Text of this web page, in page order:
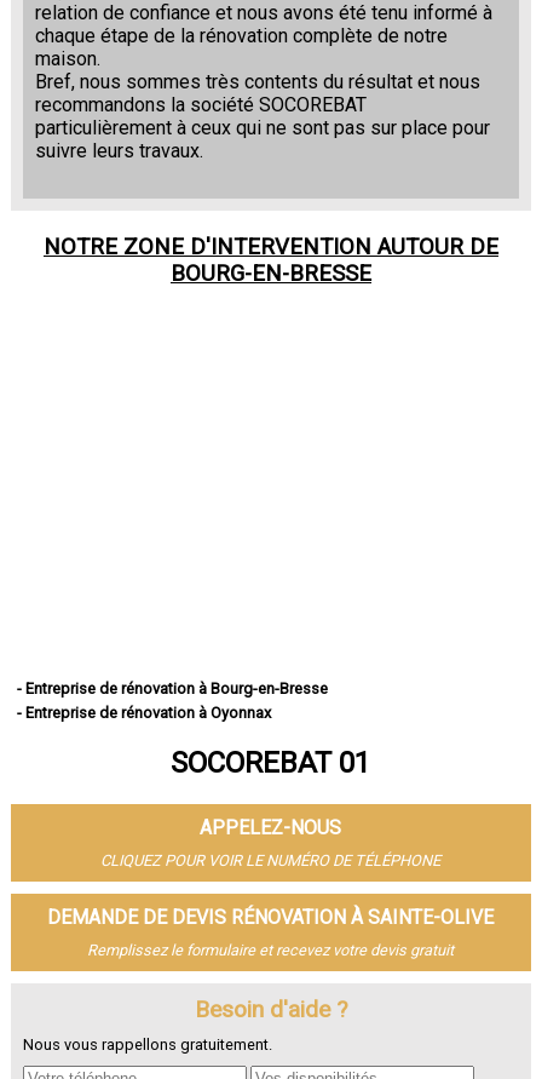
relation de confiance et nous avons été tenu informé à
chaque étape de la rénovation complète de notre
maison.
Bref, nous sommes très contents du résultat et nous
recommandons la société SOCOREBAT
particulièrement à ceux qui ne sont pas sur place pour
suivre leurs travaux.
NOTRE ZONE D'INTERVENTION AUTOUR DE
BOURG-EN-BRESSE
- Entreprise de rénovation à Bourg-en-Bresse
- Entreprise de rénovation à Oyonnax
- Entreprise de rénovation à Bellegarde-sur-Valserine
- Entreprise de rénovation à Miribel
- Entreprise de rénovation à Belley
- Entreprise de rénovation à Saint-Genis-Pouilly
- Entreprise de rénovation à Divonne-les-Bains
- Entreprise de rénovation à Ferney-Voltaire
- Entreprise de rénovation à Meximieux
- Entreprise de rénovation à Montluel
- Entreprise de rénovation à Lagnieu
- Entreprise de rénovation à Jassans-Riottier
SOCOREBAT 01
APPELEZ-NOUS
CLIQUEZ POUR VOIR LE NUMÉRO DE TÉLÉPHONE
DEMANDE DE DEVIS RÉNOVATION À SAINTE-OLIVE
Remplissez le formulaire et recevez votre devis gratuit
Besoin d'aide ?
Nous vous rappellons gratuitement.